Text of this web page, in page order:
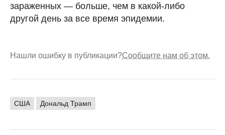
зараженных — больше, чем в какой-либо
другой день за все время эпидемии.
Нашли ошибку в публикации?Сообщите нам об этом.
США Дональд Трамп